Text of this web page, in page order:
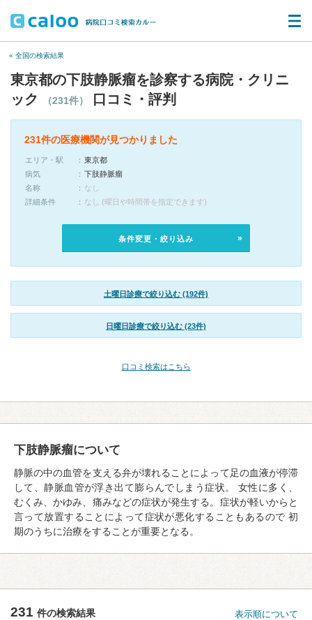
« 全国の検索結果
東京都の下肢静脈瘤を診察する病院・クリニ
ック
（231件） 口コミ・評判
231件の医療機関が見つかりました
エリア・駅
東京都
病気
下肢静脈瘤
名称
なし
詳細条件
なし (曜日や時間帯を指定できます)
条件変更・絞り込み
土曜日診療で絞り込む (192件)
日曜日診療で絞り込む (23件)
口コミ検索はこちら
下肢静脈瘤について
静脈の中の血管を支える弁が壊れることによって足の血液が停滞
して、静脈血管が浮き出て膨らんでしまう症状。 女性に多く、
むくみ、かゆみ、痛みなどの症状が発生する。症状が軽いからと
言って放置することによって症状が悪化することもあるので 初
期のうちに治療をすることが重要となる。
231 件の検索結果 表示順について